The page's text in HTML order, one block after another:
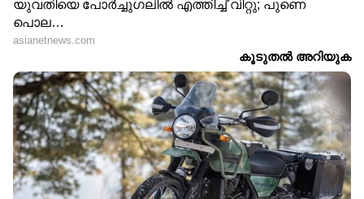
Image Credit :Getty
സെറോട്ടോണിൻ ഉത്പാദിപ്പിക്കുന്നത്
നമ്മുടെ മാനസികാവസ്ഥയെയും
സന്തോഷത്തെയും നിയന്ത്രിക്കുന്ന
സെറോട്ടോണിൻ എന്ന രാസവസ്തുവിന്റെ 95
ശതമാനവും ഉത്പാദിപ്പിക്കപ്പെടുന്നത്
തലച്ചോറിലല്ല മറിച്ച് കുടലിലാണ്. അതുകൊണ്ട്